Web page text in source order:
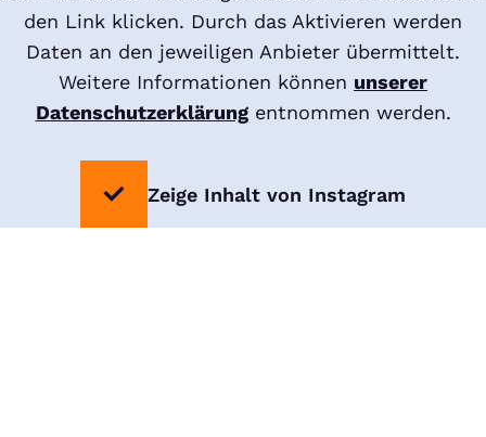
den Link klicken. Durch das Aktivieren werden
Daten an den jeweiligen Anbieter übermittelt.
Weitere Informationen können unserer
Datenschutzerklärungentnommen werden.
Zeige Inhalt von Instagram